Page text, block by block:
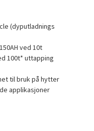
(dyputladnings
ved 10t
100t* uttapping
til bruk på hytter
applikasjoner